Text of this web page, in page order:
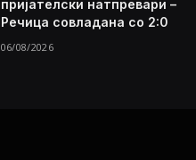
пријателски натпревари –
Речица совладана со 2:0
06/08/2026